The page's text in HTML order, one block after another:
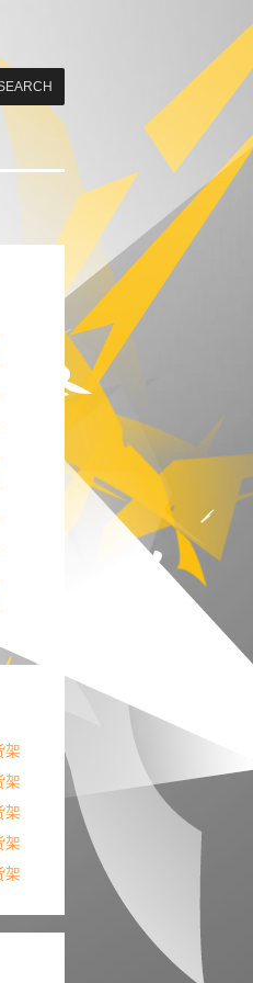
架
架
架
架
架